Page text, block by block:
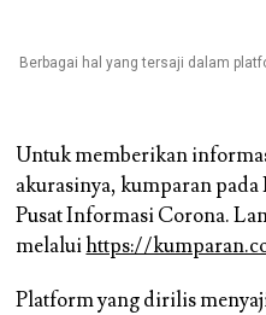
Berbagai hal yang tersaji dalam
Untuk memberikan
akurasinya, kumparan
Pusat Informasi Corona.
melaluihttps://
Platform yang dirilis